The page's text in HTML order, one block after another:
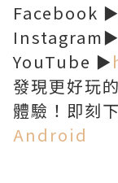
Facebook ►
Instagram►
YouTube ►
發現更好玩
體驗！即刻
Android